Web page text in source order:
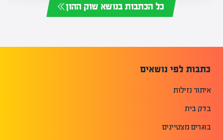
כל הכתבות בנושא שוק ההון
כתבות לפי נושאים
איתור נזילות
בדק בית
בוגרים מצטיינים